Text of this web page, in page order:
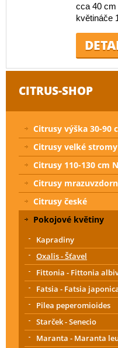
cca 40
květináče
CITRUS-SHOP
Citrusy výška 30-90
Citrusy velké stromy
Citrusy 110-130 cm
Citrusy
Citrusy české
Pokojové květiny
Kapradiny
Oxalis - Šťavel
Fittonia - Fittonia
Fatsia - Fatsia
Pilea peperomioides
Starček - Senecio
Maranta - Maranta